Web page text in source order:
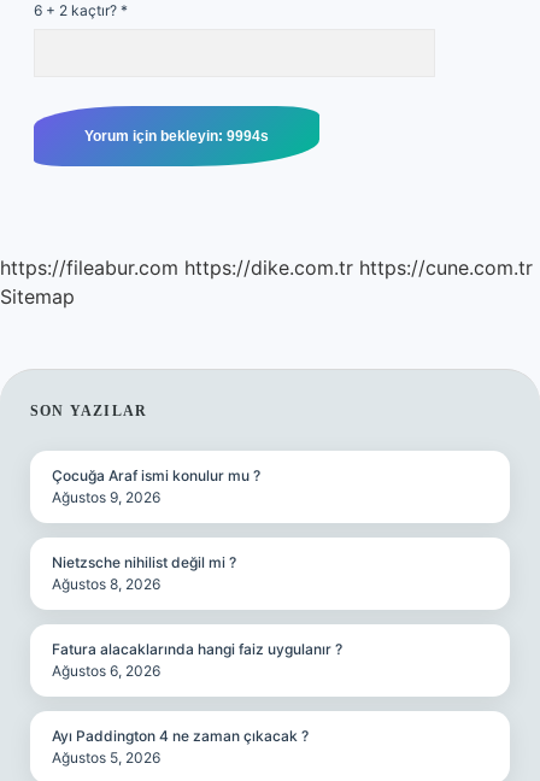
6 + 2 kaçtır? *
https://fileabur.com https://dike.com.tr https://cune.com.tr
Sitemap
SIDEBAR
SON YAZILAR
Çocuğa Araf ismi konulur mu ?
Ağustos 9, 2026
Nietzsche nihilist değil mi ?
Ağustos 8, 2026
Fatura alacaklarında hangi faiz uygulanır ?
Ağustos 6, 2026
Ayı Paddington 4 ne zaman çıkacak ?
Ağustos 5, 2026